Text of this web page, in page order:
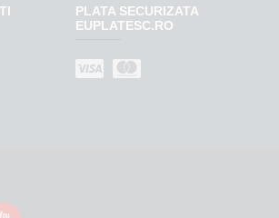
PLATA SECURIZATA
EUPLATESC.RO